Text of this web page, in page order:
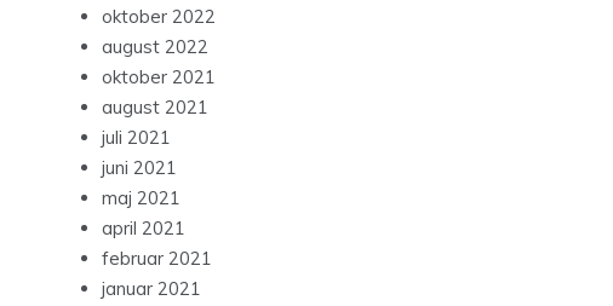
oktober 2022
august 2022
oktober 2021
august 2021
juli 2021
juni 2021
maj 2021
april 2021
februar 2021
januar 2021